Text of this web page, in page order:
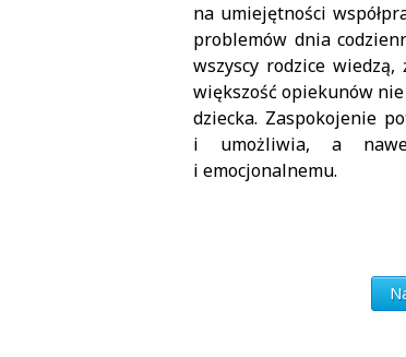
na umiejętności
problemów dnia
wszyscy rodzice
większość opiekunów
dziecka. Zaspokojenie
i umożliwia, a nawet
i emocjonalnemu.